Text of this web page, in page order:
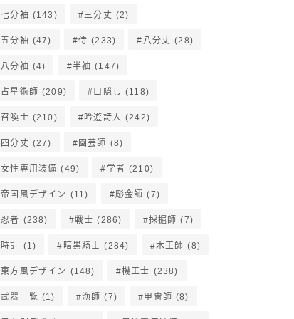
七分袖 (143) 三分丈 (2)
五分袖 (47) 侍 (233) 八分丈 (28)
八分袖 (4) 半袖 (147)
占星術師 (209) 口隠し (118)
召喚士 (210) 吟遊詩人 (242)
四分丈 (27) 園芸師 (8)
女性専用装備 (49) 学者 (210)
帝国風デザイン (11) 彫金師 (7)
忍者 (238) 戦士 (286) 採掘師 (7)
時計 (1) 暗黒騎士 (284) 木工師 (8)
東方風デザイン (148) 機工士 (238)
武器一覧 (1) 漁師 (7) 甲冑師 (8)